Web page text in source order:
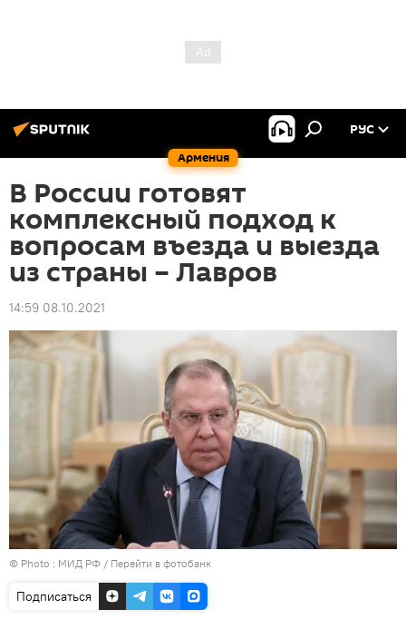
Армения
РУС
В России готовят
комплексный подход к
вопросам въезда и выезда
из страны – Лавров
14:59 08.10.2021
© Photo : МИД РФ / Перейти в фотобанк
Подписаться